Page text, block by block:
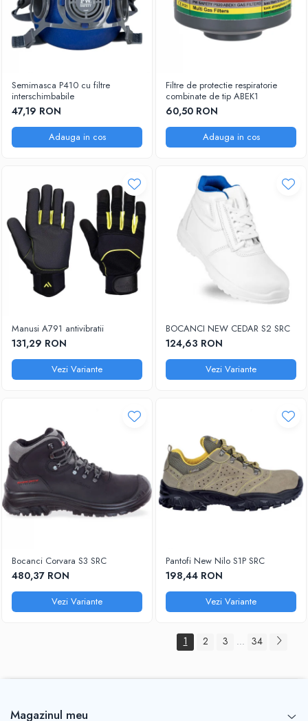
Semimasca P410 cu filtre
interschimbabile
47,19 RON
Adauga in cos
Filtre de protectie respiratorie
combinate de tip ABEK1
60,50 RON
Adauga in cos
Manusi A791 antivibratii
131,29 RON
Vezi Variante
BOCANCI NEW CEDAR S2 SRC
124,63 RON
Vezi Variante
Bocanci Corvara S3 SRC
480,37 RON
Vezi Variante
Pantofi New Nilo S1P SRC
198,44 RON
Vezi Variante
1 2 3 ... 34
Magazinul meu